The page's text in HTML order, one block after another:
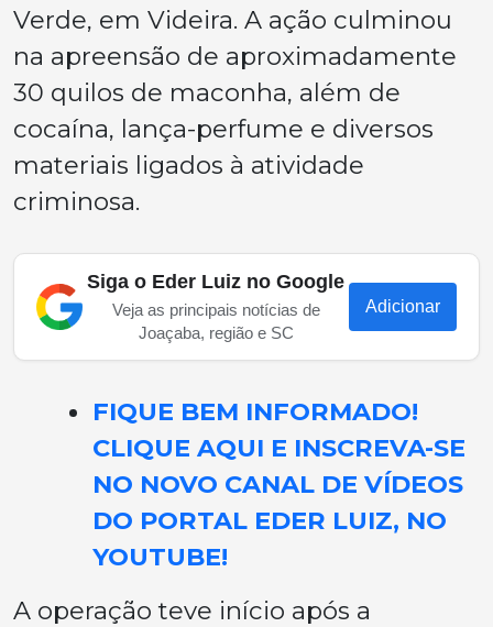
Verde, em Videira. A ação culminou
na apreensão de aproximadamente
30 quilos de maconha, além de
cocaína, lança-perfume e diversos
materiais ligados à atividade
criminosa.
Siga o Eder Luiz no Google
Veja as principais notícias de
Joaçaba, região e SC
Adicionar
FIQUE BEM INFORMADO!
CLIQUE AQUI E INSCREVA-SE
NO NOVO CANAL DE VÍDEOS
DO PORTAL EDER LUIZ, NO
YOUTUBE!
A operação teve início após a